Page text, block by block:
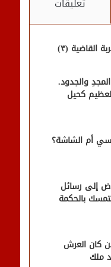
تعليقات
القاضية (٣)
والجدود.
كحيل
أم الشاشة؟
إلى رسائل
بالحكمة
كان العرش
ملك